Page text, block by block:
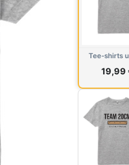
Tee-shirts
19,99